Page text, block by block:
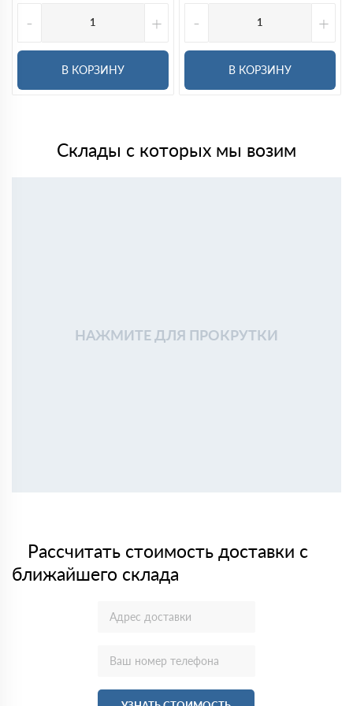
- +
В КОРЗИНУ
- +
В КОРЗИНУ
Склады с которых мы возим
НАЖМИТЕ ДЛЯ ПРОКРУТКИ
Рассчитать стоимость доставки с
ближайшего склада